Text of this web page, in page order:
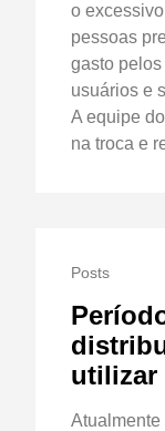
o
pessoas
gasto
usuários e
A equipe
na troca e
Posts
utilizar